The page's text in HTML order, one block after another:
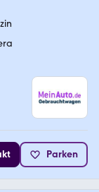
Parken